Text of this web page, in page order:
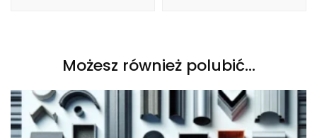
Możesz również polubić…